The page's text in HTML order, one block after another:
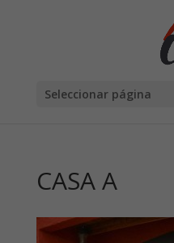
Seleccionar página
CASA A